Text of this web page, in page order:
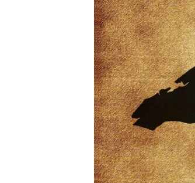
КРЫМ.НЕПОКОРЕННЫЙ
УКРАИНСКАЯ ПРОБЛЕМА КРЫМА